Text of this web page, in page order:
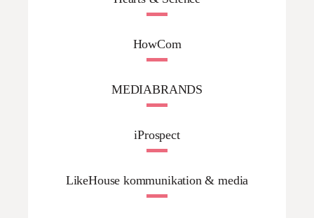
HowCom
MEDIABRANDS
iProspect
LikeHouse kommunikation & media